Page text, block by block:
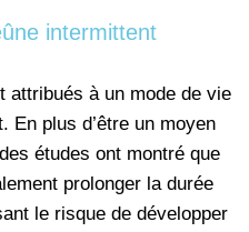
intermittent
attribués à un mode de vie
En plus d’être un moyen
études ont montré que
prolonger la durée
le risque de développer